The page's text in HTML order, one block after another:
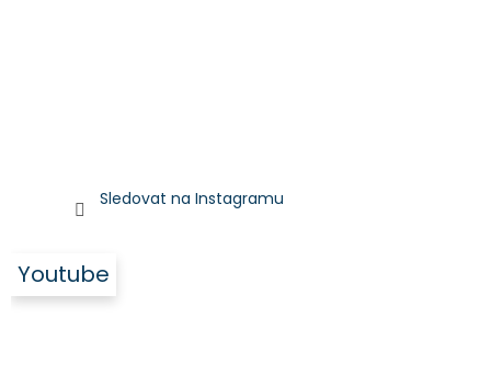
Sledovat na Instagramu
Youtube